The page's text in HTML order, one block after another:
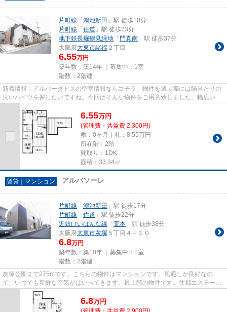
片町線 「 鴻池新田 」駅 徒歩10分
片町線 「 住道 」駅 徒歩23分
地下鉄長堀鶴見緑地 「 門真南 」駅 徒歩37分
大阪府大東市諸福 ２丁目
6.55万円
築年数：築14年 ｜募集中： 1室
階数：2階建
新着情報：アルバーダドスの空室情報ならコチラ。物件を選ぶ際には陽当たりの
良いハイツを探したいですね。今回はそんな物件をご用意致しました。幅広い層
に好評な、駅から徒歩10分に...
6.55万円
(管理費・共益費 2,300円)
敷：0ヶ月｜礼：8.55万円
所在階：2階
間取り：1DK
面積：33.34㎡
賃貸｜マンション アルバソーレ
片町線 「 鴻池新田 」駅 徒歩17分
片町線 「 住道 」駅 徒歩22分
近鉄けいはんな線 「 荒本 」駅 徒歩38分
大阪府大東市灰塚 ５丁目４－１０
6.8万円
築年数：築10年 ｜募集中： 1室
階数：2階建
灰塚公園まで275mです。こちらの物件はマンションです。風通しが良好なの
で、いつでも新鮮な空気がはいってきます。最上階の物件です。住都エステート
では片町線鴻池新田駅に近く、交...
6.8万円